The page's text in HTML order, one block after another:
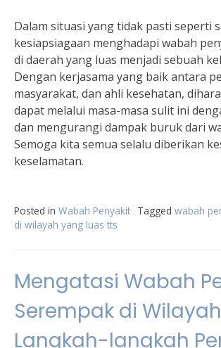
Dalam situasi yang tidak pasti seperti
kesiapsiagaan menghadapi wabah
di daerah yang luas menjadi sebuah
Dengan kerjasama yang baik antara
masyarakat, dan ahli kesehatan,
dapat melalui masa-masa sulit ini
dan mengurangi dampak buruk dari
Semoga kita semua selalu diberikan
keselamatan.
Posted in Wabah Penyakit Tagged wabah
di wilayah yang luas tts
Mengatasi Wabah
Serempak di
Langkah-langkah